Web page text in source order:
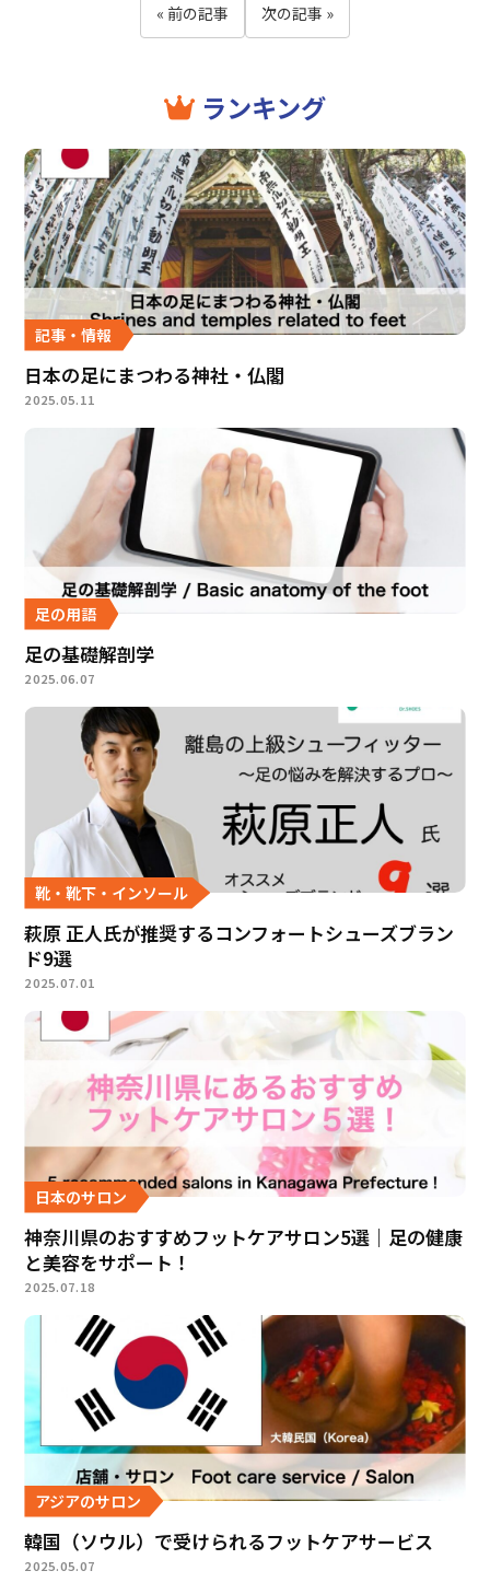
« 前の記事 次の記事 »
ランキング
記事・情報
日本の足にまつわる神社・仏閣
2025.05.11
足の用語
足の基礎解剖学
2025.06.07
靴・靴下・インソール
萩原 正人氏が推奨するコンフォートシューズブラン
ド9選
2025.07.01
日本のサロン
神奈川県のおすすめフットケアサロン5選｜足の健康
と美容をサポート！
2025.07.18
アジアのサロン
韓国（ソウル）で受けられるフットケアサービス
2025.05.07